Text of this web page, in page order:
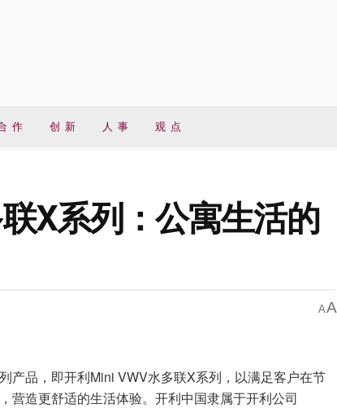
作 创 新 人 事 观 点
X系列：公寓生活的
AA
产品，即开利Mini VWV水多联X系列，以满足客户在节
营造更舒适的生活体验。开利中国隶属于开利公司